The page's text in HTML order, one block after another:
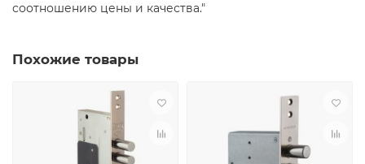
соотношению цены и качества."
Похожие товары